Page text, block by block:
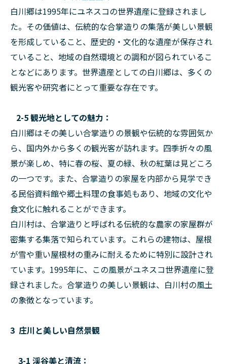
白川郷は1995年にユネスコの世界遺産に登録されまし
た。その価値は、伝統的な合掌造りの集落が美しい景観
を形成していること、歴史的・文化的な遺産が保存され
ていること、地域の自然環境との調和が図られているこ
となどにあります。世界遺産としての白川郷は、多くの
観光客や研究者にとって重要な存在です。
2-5 観光地としての魅力：
白川郷はその美しい合掌造りの景観や伝統的な雰囲気か
ら、国内外から多くの観光客が訪れます。四季折々の風
景が楽しめ、特に春の桜、夏の緑、秋の紅葉は見どころ
の一つです。また、合掌造りの家屋を内部から見学でき
る民俗資料館や郷土料理の食事処もあり、地域の文化や
食文化に触れることができます。
白川村は、合掌造りと呼ばれる伝統的な農家の家屋群が
密集する集落で知られています。これらの建物は、屋根
が雪や重い屋根材の重みに耐えるために特別に設計され
ています。1995年に、この風景がユネスコ世界遺産に登
録されました。合掌造りの美しい景観は、白川村の風土
の象徴となっています。
3 庄川と美しい自然景観
3-1 渓谷美と清流：